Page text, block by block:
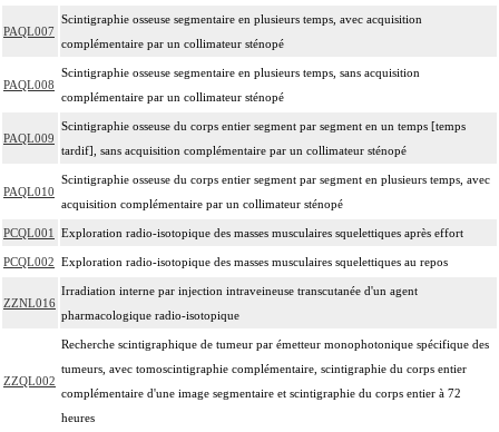
PAQL007
Scintigraphie osseuse segmentaire en plusieurs temps, avec acquisition
complémentaire par un collimateur sténopé
PAQL008
Scintigraphie osseuse segmentaire en plusieurs temps, sans acquisition
complémentaire par un collimateur sténopé
PAQL009
Scintigraphie osseuse du corps entier segment par segment en un temps [temps
tardif], sans acquisition complémentaire par un collimateur sténopé
PAQL010
Scintigraphie osseuse du corps entier segment par segment en plusieurs temps, avec
acquisition complémentaire par un collimateur sténopé
PCQL001 Exploration radio-isotopique des masses musculaires squelettiques après effort
PCQL002 Exploration radio-isotopique des masses musculaires squelettiques au repos
ZZNL016
Irradiation interne par injection intraveineuse transcutanée d'un agent
pharmacologique radio-isotopique
ZZQL002
Recherche scintigraphique de tumeur par émetteur monophotonique spécifique des
tumeurs, avec tomoscintigraphie complémentaire, scintigraphie du corps entier
complémentaire d'une image segmentaire et scintigraphie du corps entier à 72
heures